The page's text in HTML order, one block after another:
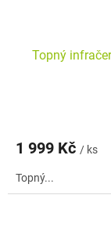
Topný
1 999 Kč / ks
Topný...